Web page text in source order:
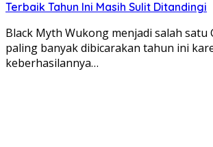
Terbaik Tahun Ini Masih Sulit Ditandingi
Black Myth Wukong menjadi salah satu
paling banyak dibicarakan tahun ini
keberhasilannya…